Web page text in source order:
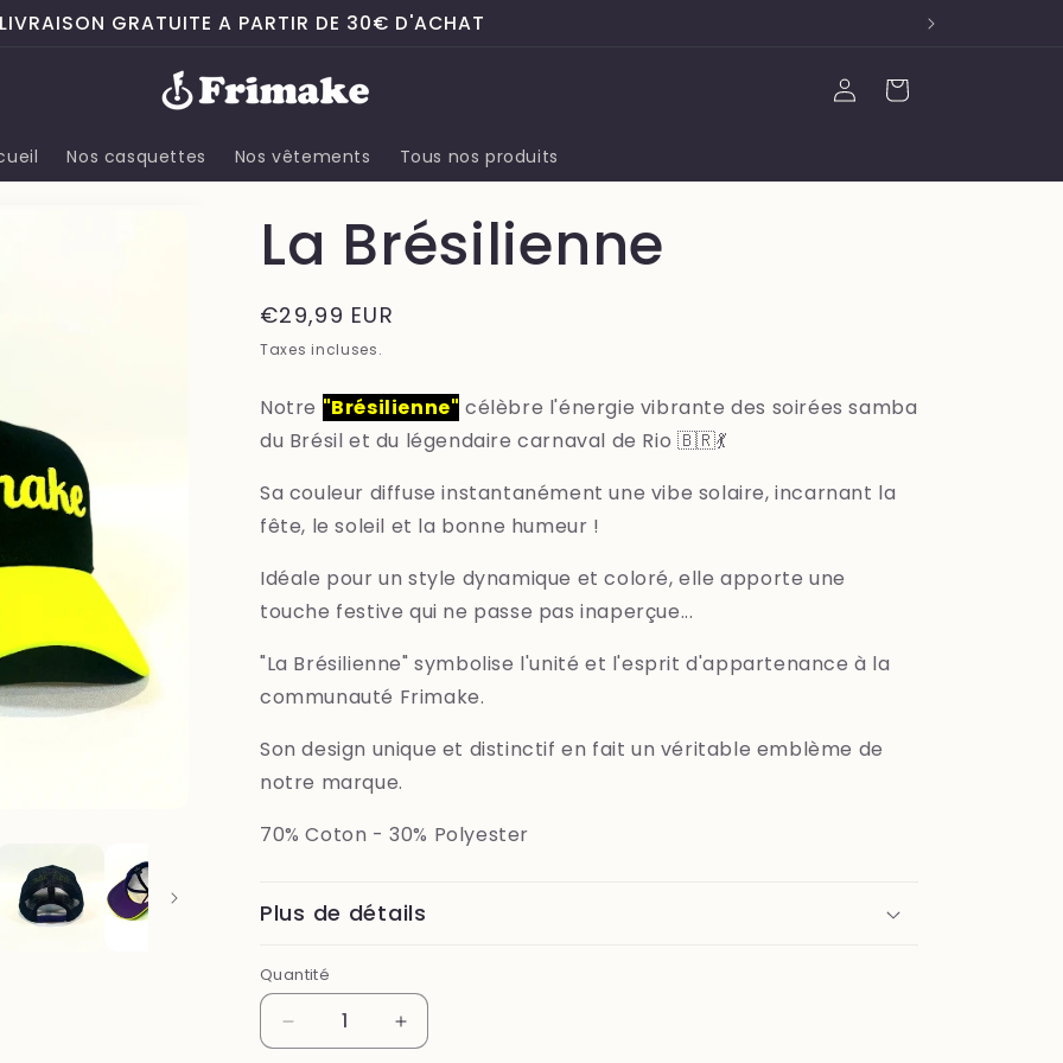
LIVRAISON GRATUITE A PARTIR DE 30€ D'ACHAT
Nos casquettes Nos vêtements Tous nos produits
ConnexionPanier
La Brésilienne
Prix
habituel
€29,99 EUR
Taxes incluses.
Notre "Brésilienne" célèbre l'énergie vibrante des soirées samba
du Brésil et du légendaire carnaval de Rio 🇧🇷💃
Sa couleur diffuse instantanément une vibe solaire, incarnant la
fête, le soleil et la bonne humeur !
Idéale pour un style dynamique et coloré, elle apporte une
touche festive qui ne passe pas inaperçue...
"La Brésilienne" symbolise l'unité et l'esprit d'appartenance à la
communauté Frimake.
Son design unique et distinctif en fait un véritable emblème de
notre marque.
70% Coton - 30% Polyester
Plus de détails
Quantité
Réduire
la
Augmenter
la